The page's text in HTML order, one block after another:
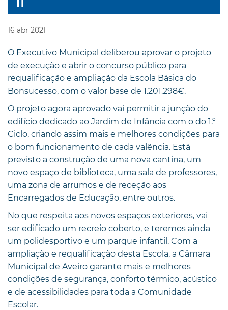
16 abr 2021
O Executivo Municipal deliberou aprovar o projeto
de execução e abrir o concurso público para
requalificação e ampliação da Escola Básica do
Bonsucesso, com o valor base de 1.201.298€.
O projeto agora aprovado vai permitir a junção do
edifício dedicado ao Jardim de Infância com o do 1.º
Ciclo, criando assim mais e melhores condições para
o bom funcionamento de cada valência. Está
previsto a construção de uma nova cantina, um
novo espaço de biblioteca, uma sala de professores,
uma zona de arrumos e de receção aos
Encarregados de Educação, entre outros.
No que respeita aos novos espaços exteriores, vai
ser edificado um recreio coberto, e teremos ainda
um polidesportivo e um parque infantil. Com a
ampliação e requalificação desta Escola, a Câmara
Municipal de Aveiro garante mais e melhores
condições de segurança, conforto térmico, acústico
e de acessibilidades para toda a Comunidade
Escolar.